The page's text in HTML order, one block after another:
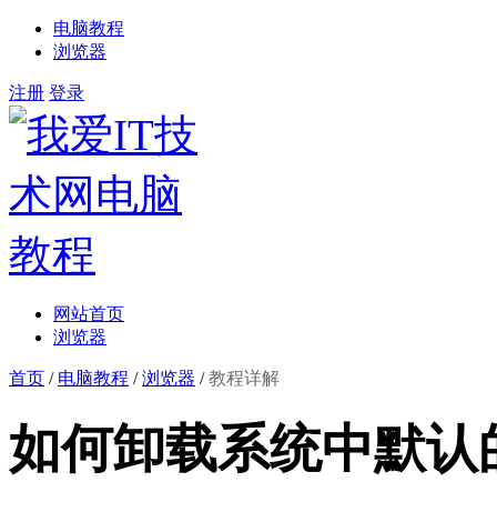
电脑教程
浏览器
注册 登录
网站首页
浏览器
首页 / 电脑教程 /浏览器 /教程详解
如何卸载系统中默认